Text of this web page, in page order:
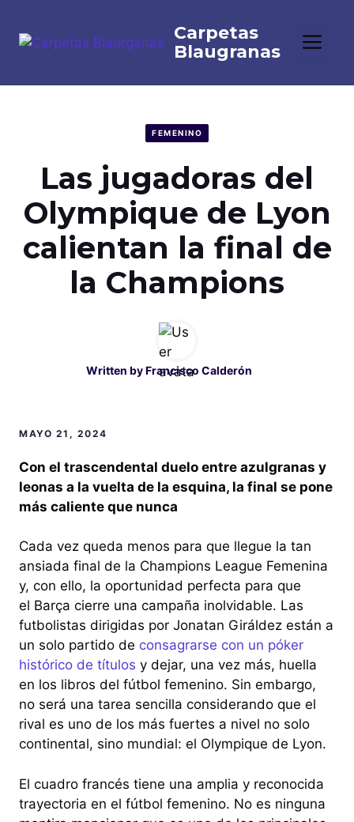
contenido
FEMENINO
Las jugadoras del
Olympique de Lyon
calientan la final de
la Champions
Written byFrancisco Calderón
MAYO 21, 2024
Con el trascendental duelo entre azulgranas y
leonas a la vuelta de la esquina, la final se pone
más caliente que nunca
Cada vez queda menos para que llegue la tan
ansiada final de la Champions League Femenina
y, con ello, la oportunidad perfecta para que
el Barça cierre una campaña inolvidable. Las
futbolistas dirigidas por Jonatan Giráldez están a
un solo partido de consagrarse con un póker
histórico de títulos y dejar, una vez más, huella
en los libros del fútbol femenino. Sin embargo,
no será una tarea sencilla considerando que el
rival es uno de los más fuertes a nivel no solo
continental, sino mundial: el Olympique de Lyon.
El cuadro francés tiene una amplia y reconocida
trayectoria en el fútbol femenino. No es ninguna